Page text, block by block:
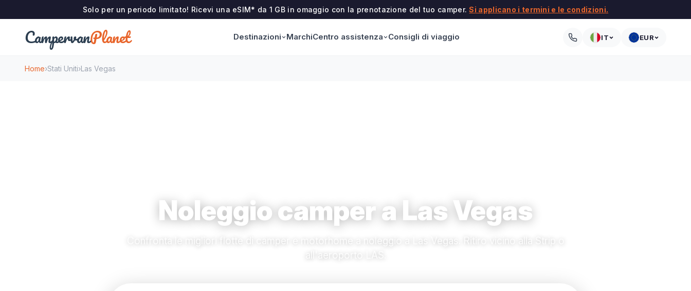
Solo per un periodo limitato! Ricevi una eSIM* da 1 GB in omaggio con la prenotazione del tuo camper.Si applicano i termini e le condizioni.
CampervanPlanet Destinazioni MarchiCentro assistenza Consigli di viaggio IT EUR
Home›Stati Uniti›Las Vegas
Noleggio camper a Las Vegas
Confronta le migliori flotte di camper e motorhome a noleggio a Las Vegas. Ritiro vicino alla Strip o
all'aeroporto LAS.